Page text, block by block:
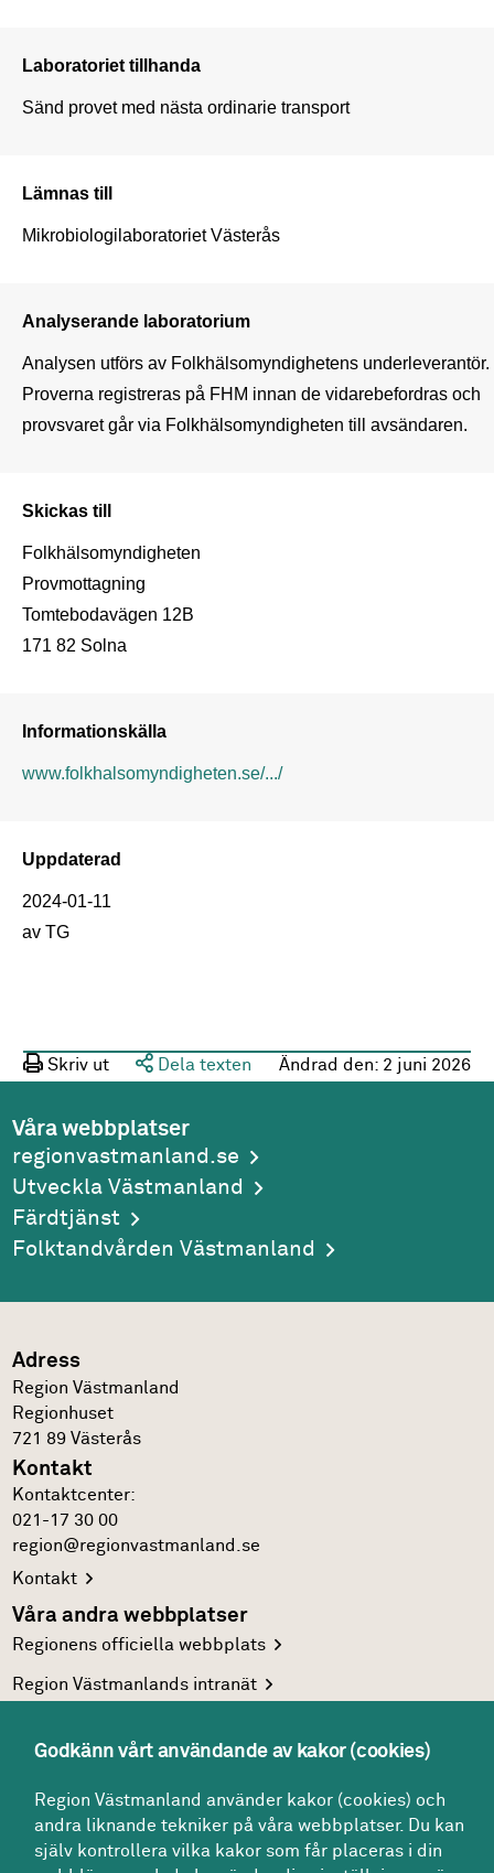
Laboratoriet tillhanda
Sänd provet med nästa ordinarie transport
Lämnas till
Mikrobiologilaboratoriet Västerås
Analyserande laboratorium
Analysen utförs av Folkhälsomyndighetens underleverantör.
Proverna registreras på FHM innan de vidarebefordras och
provsvaret går via Folkhälsomyndigheten till avsändaren.
Skickas till
Folkhälsomyndigheten
Provmottagning
Tomtebodavägen 12B
171 82 Solna
Informationskälla
www.folkhalsomyndigheten.se/.../
Uppdaterad
2024-01-11
av TG
Skriv ut Dela texten Ändrad den: 2 juni 2026
Våra webbplatser
regionvastmanland.se
Utveckla Västmanland
Färdtjänst
Folktandvården Västmanland
Adress
Region Västmanland
Regionhuset
721 89 Västerås
Kontakt
Kontakt­center:
021-17 30 00
region@regionvastmanland.se
Kontakt
Våra andra webbplatser
Regionens officiellawebbplats
Region Västmanlandsintranät
Facebook
LinkedIn
Twitter
Godkänn vårt användande av kakor (cookies)
Region Västmanland använder kakor (cookies) och
andra liknande tekniker på våra webbplatser. Du kan
själv kontrollera vilka kakor som får placeras i din